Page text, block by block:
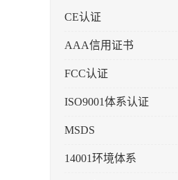
CE认证
AAA信用证书
FCC认证
ISO9001体系认证
MSDS
14001环境体系